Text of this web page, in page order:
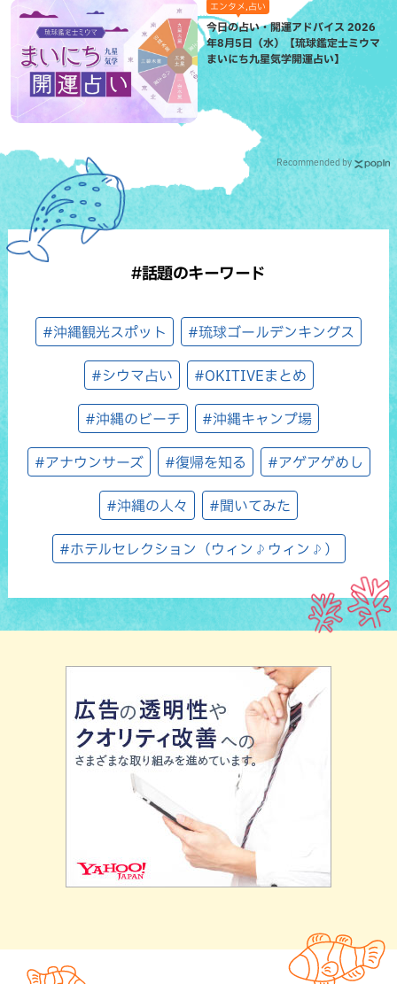
エンタメ,占い
今日の占い・開運アドバイス 2026
年8月5日（水）【琉球鑑定士ミウマ
まいにち九星気学開運占い】
Recommended by
#話題のキーワード
#沖縄観光スポット #琉球ゴールデンキングス
#シウマ占い #OKITIVEまとめ
#沖縄のビーチ #沖縄キャンプ場
#アナウンサーズ #復帰を知る #アゲアゲめし
#沖縄の人々 #聞いてみた
#ホテルセレクション（ウィン♪ウィン♪）